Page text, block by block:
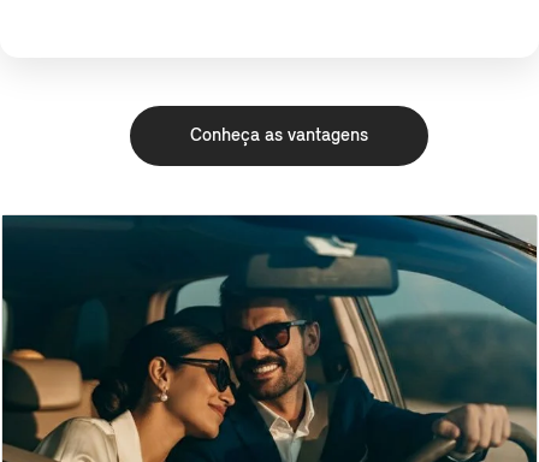
Conheça as vantagens